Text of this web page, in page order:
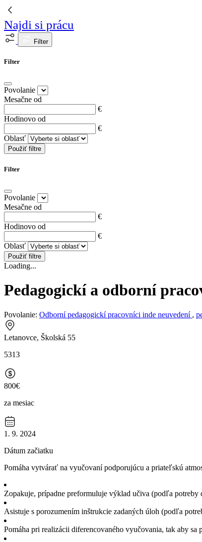
Najdi si prácu
Filter
Filter
Povolanie
Mesačne od
€
Hodinovo od
€
Oblasť
Použiť filtre
Filter
Povolanie
Mesačne od
€
Hodinovo od
€
Oblasť
Použiť filtre
Loading...
Pedagogickí a odborní
Povolanie: Odborní pedagogickí pracovníci inde neuvedení ,
Letanovce, Školská 55
5313
800€
za mesiac
1. 9. 2024
Dátum začiatku
Pomáha vytvárať na vyučovaní podporujúcu a priateľskú
Zopakuje, prípadne preformuluje výklad učiva (podľa
Asistuje s porozumením inštrukcie zadaných úloh (podľa
Pomáha pri realizácii diferencovaného vyučovania, tak aby